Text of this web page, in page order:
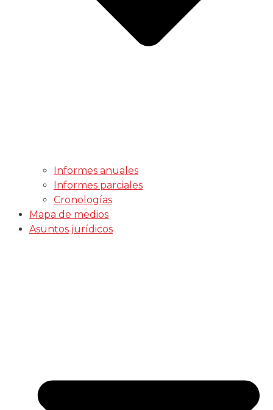
Informes anuales
Informes parciales
Cronologías
Mapa de medios
Asuntos jurídicos